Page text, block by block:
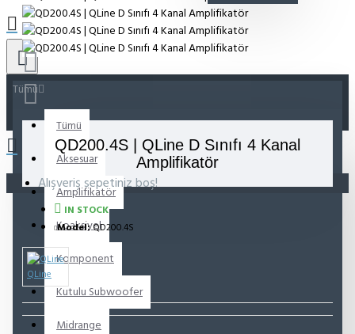
Tümü
Tümü
Aksesuar
Amplifikatör
Koaksiyel
Komponent
Kutulu Subwoofer
Midrange
Alışveriş sepetiniz boş!
QD200.4S | QLine D Sınıfı 4 Kanal
Amplifikatör
IN STOCK
Model:QD200.4S
QLine